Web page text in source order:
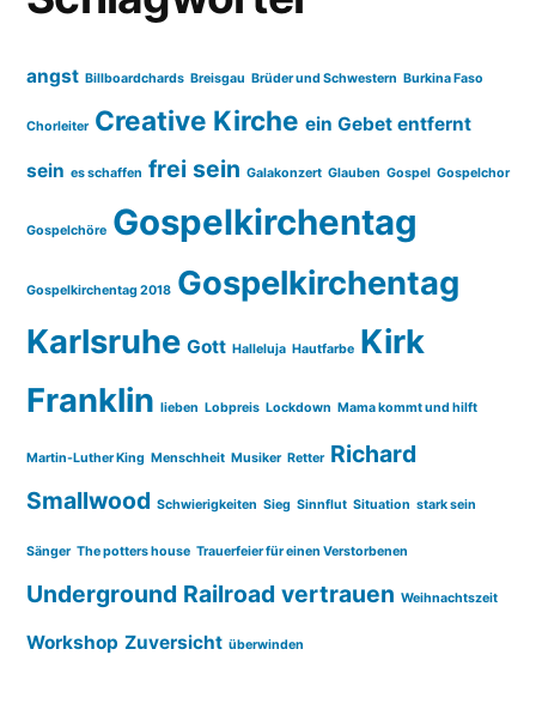
angst Billboardchards Breisgau Brüder und Schwestern Burkina Faso
Chorleiter Creative Kirche ein Gebet entfernt
sein es schaffen frei sein Galakonzert Glauben Gospel Gospelchor
Gospelchöre Gospelkirchentag
Gospelkirchentag 2018 Gospelkirchentag
Karlsruhe Gott Halleluja Hautfarbe Kirk
Franklin lieben Lobpreis Lockdown Mama kommt und hilft
Martin-Luther King Menschheit Musiker Retter Richard
Smallwood Schwierigkeiten Sieg Sinnflut Situation stark sein
Sänger The potters house Trauerfeier für einen Verstorbenen
Underground Railroad vertrauen Weihnachtszeit
Workshop Zuversicht überwinden